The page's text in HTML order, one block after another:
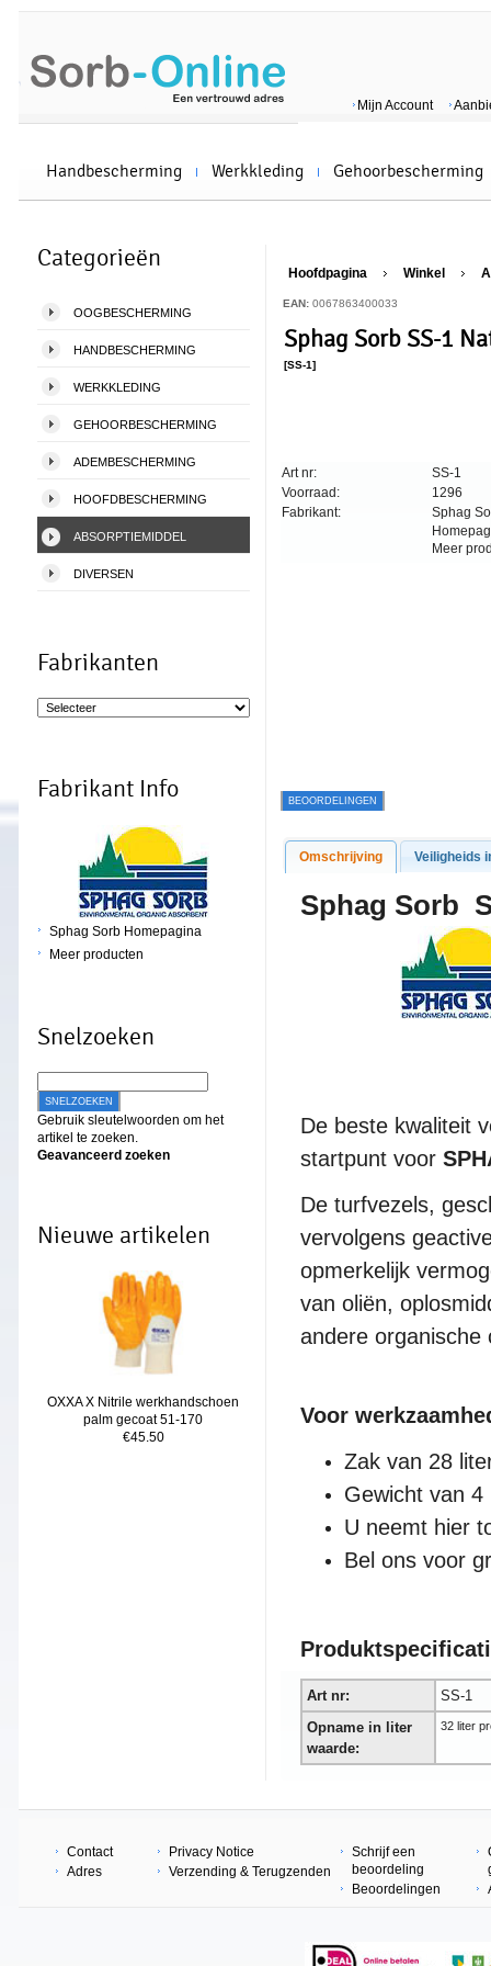
Mijn Account
Handbescherming Werkkleding Gehoorbescherming
Categorieën
OOGBESCHERMING
HANDBESCHERMING
WERKKLEDING
GEHOORBESCHERMING
ADEMBESCHERMING
HOOFDBESCHERMING
ABSORPTIEMIDDEL
DIVERSEN
Fabrikanten
Fabrikant Info
Sphag Sorb Homepagina
Meer producten
Snelzoeken
SNELZOEKEN
Gebruik sleutelwoorden om het
artikel te zoeken.
Geavanceerd zoeken
Nieuwe artikelen
OXXA X Nitrile werkhandschoen
palm gecoat 51-170
€45.50
Hoofdpagina Winkel
EAN: 0067863400033
Sphag Sorb SS-1
[SS-1]
Art nr:
Voorraad:
Fabrikant:
SS-1
1296
Sphag
Meer
BEOORDELINGEN
Omschrijving Veiligheids
Sphag
De beste kwaliteit
startpunt voor
De turfvezels,
vervolgens
opmerkelijk
van oliën,
andere organische
Voor
Zak van 28
Gewicht van 4
U neemt hier
Bel ons voor
Produktspe
Art nr:
SS-1
Opname in liter
waarde:
32 liter
Contact
Adres
Privacy Notice
Verzending & Terugzenden
Schrijf een
beoordeling
Beoordelingen